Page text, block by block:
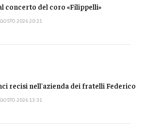
concerto del coro «Filippelli»
2026 20:21
recisi nell'azienda dei fratelli Federico
2026 13:31